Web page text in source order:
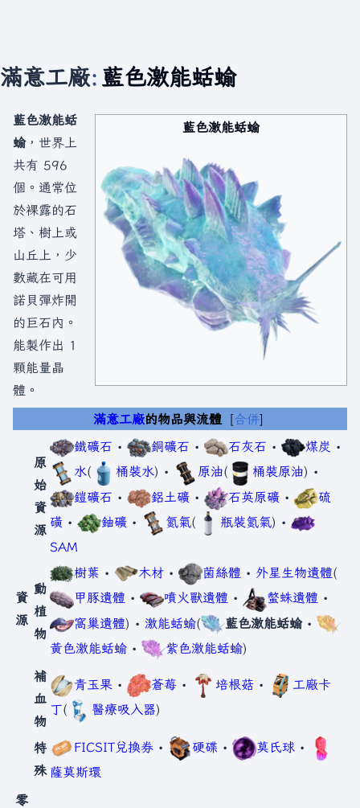
滿意工廠: 藍色激能蛞蝓
藍色激能蛞蝓
藍色激能蛞
蝓，世界上
共有 596
個。通常位
於裸露的石
塔、樹上或
山丘上，少
數藏在可用
諾貝彈炸開
的巨石內。
能製作出 1
顆能量晶
體。
滿意工廠的物品與流體 合併
資
源
原
始
資
源
鐵礦石 • 銅礦石 • 石灰石 • 煤炭 •
水( 桶裝水) • 原油( 桶裝原油) •
鎧礦石 • 鋁土礦 • 石英原礦 •
硫
磺 • 鈾礦 • 氮氣( 瓶裝氮氣) •
SAM
動
植
物
樹葉 • 木材 • 菌絲體 • 外星生物遺體(
甲豚遺體 • 噴火獸遺體 • 螫蛛遺體 •
窩巢遺體) • 激能蛞蝓( 藍色激能蛞蝓•
黃色激能蛞蝓 • 紫色激能蛞蝓)
補
血
物
青玉果 • 蒼莓 • 培根菇 •
工廠卡
丁( 醫療吸入器)
特
殊
FICSIT兌換券 • 硬碟 • 莫氏球 •
薩莫斯環
零